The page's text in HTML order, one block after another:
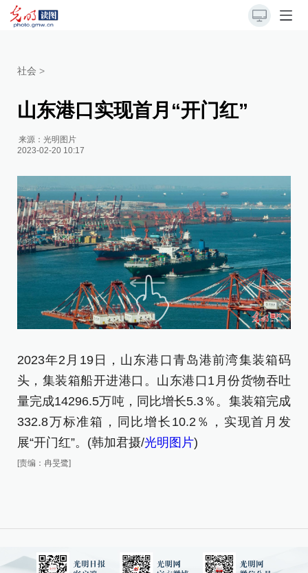
社会 >
山东港口实现首月“开门红”
来源：光明图片
2023-02-20 10:17
2023年2月19日，山东港口青岛港前湾集装箱码
头，集装箱船开进港口。山东港口1月份货物吞吐
量完成14296.5万吨，同比增长5.3％。集装箱完成
332.8万标准箱，同比增长10.2％，实现首月发
展“开门红”。(韩加君摄/光明图片)
[责编：冉旻鹭]